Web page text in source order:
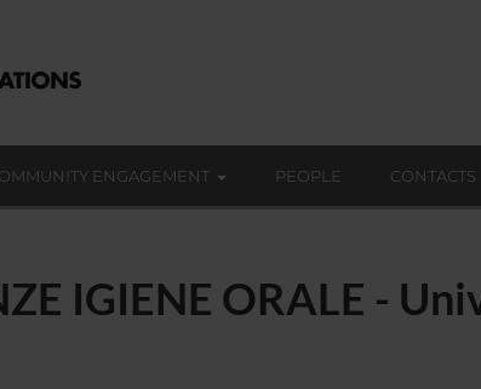
ENGAGEMENT PEOPLE CONTACTS
IGIENE ORALE -